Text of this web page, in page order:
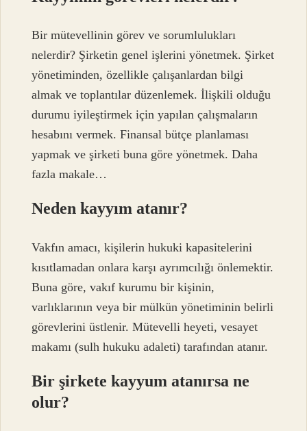
Bir mütevellinin görev ve sorumlulukları
nelerdir? Şirketin genel işlerini yönetmek. Şirket
yönetiminden, özellikle çalışanlardan bilgi
almak ve toplantılar düzenlemek. İlişkili olduğu
durumu iyileştirmek için yapılan çalışmaların
hesabını vermek. Finansal bütçe planlaması
yapmak ve şirketi buna göre yönetmek. Daha
fazla makale…
Neden kayyım atanır?
Vakfın amacı, kişilerin hukuki kapasitelerini
kısıtlamadan onlara karşı ayrımcılığı önlemektir.
Buna göre, vakıf kurumu bir kişinin,
varlıklarının veya bir mülkün yönetiminin belirli
görevlerini üstlenir. Mütevelli heyeti, vesayet
makamı (sulh hukuku adaleti) tarafından atanır.
Bir şirkete kayyum atanırsa ne
olur?